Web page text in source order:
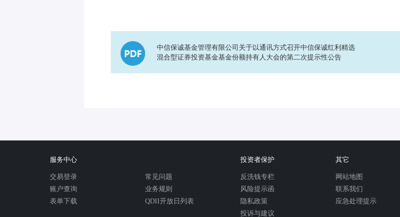
中信保诚基金管理有限公司关于以通讯方式召开中信保诚红利精选
混合型证券投资基金基金份额持有人大会的第二次提示性公告
服务中心
交易登录
账户查询
表单下载
常见问题
业务规则
QDII开放日列表
投资者保护
反洗钱专栏
风险提示函
隐私政策
投诉与建议
其它
网站地图
联系我们
应急处理提示